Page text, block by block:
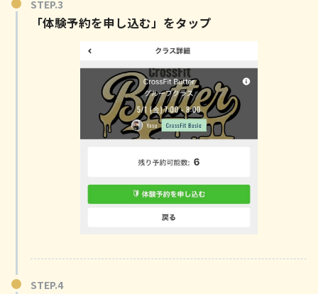
「体験予約を申し込む」をタップ